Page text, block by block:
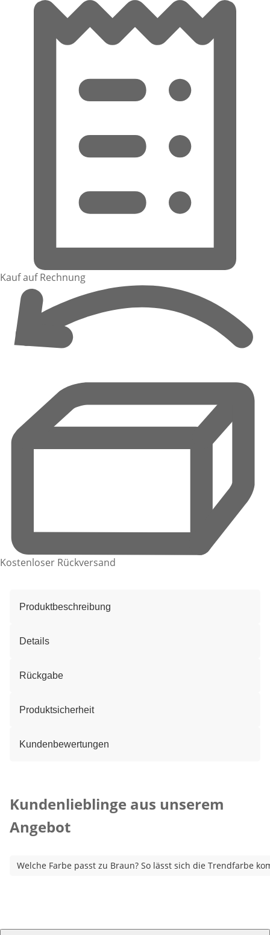
Kauf auf Rechnung
Kostenloser Rückversand
Produktbeschreibung
Details
Rückgabe
Produktsicherheit
Kundenbewertungen
Kundenlieblinge aus unserem
Angebot
Welche Farbe passt zu Braun? So lässt sich die Trendfarbe